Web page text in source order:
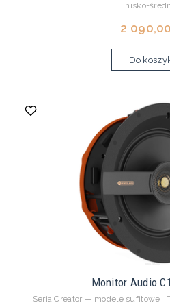
nisko-
2
Do
Monitor Audio
Seria Creator — modele sufitowe